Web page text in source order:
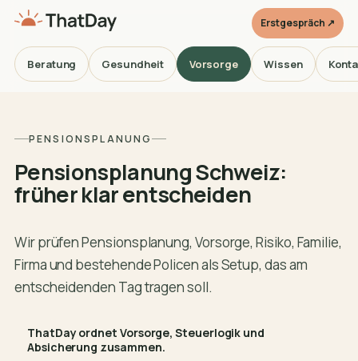
Erstgespräch ↗
Beratung Gesundheit Vorsorge Wissen
PENSIONSPLANUNG
Pensionsplanung Schweiz:
früher klar entscheiden
Wir prüfen Pensionsplanung, Vorsorge, Risiko, Familie,
Firma und bestehende Policen als Setup, das am
entscheidenden Tag tragen soll.
ThatDay ordnet Vorsorge, Steuerlogik und
Absicherung zusammen.